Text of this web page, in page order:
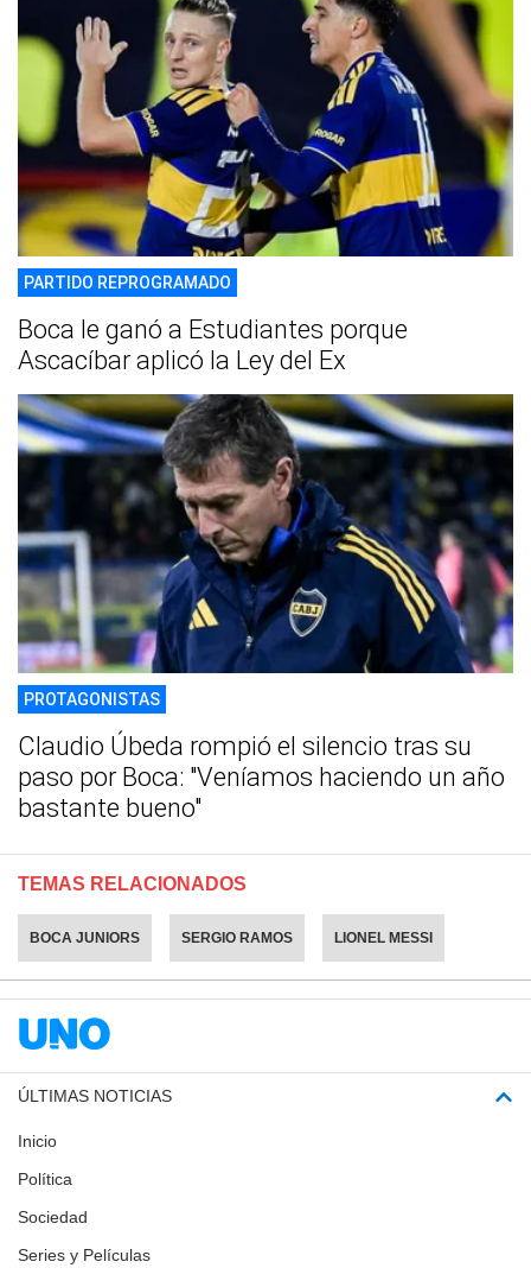
PARTIDO REPROGRAMADO
Boca le ganó a Estudiantes porque
Ascacíbar aplicó la Ley del Ex
PROTAGONISTAS
Claudio Úbeda rompió el silencio tras su
paso por Boca: "Veníamos haciendo un año
bastante bueno"
TEMAS RELACIONADOS
BOCA JUNIORS SERGIO RAMOS LIONEL MESSI
ÚLTIMAS NOTICIAS
Inicio
Política
Sociedad
Series y Películas